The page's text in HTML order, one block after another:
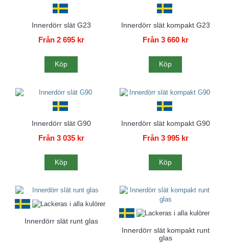
Innerdörr slät G23
Från 2 695 kr
Köp
Innerdörr slät kompakt G23
Från 3 660 kr
Köp
Innerdörr slät G90
Från 3 035 kr
Köp
Innerdörr slät kompakt G90
Från 3 995 kr
Köp
Innerdörr slät runt glas
Innerdörr slät kompakt runt
glas